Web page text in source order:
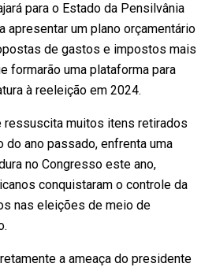
para o Estado da Pensilvânia
apresentar um plano orçamentário
de gastos e impostos mais
formarão uma plataforma para
à reeleição em 2024.
ressuscita muitos itens retirados
do ano passado, enfrenta uma
no Congresso este ano,
conquistaram o controle da
nas eleições de meio de
a ameaça do presidente